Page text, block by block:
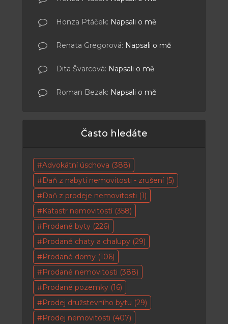
Honza Ptáček: Napsali o mě
Renata Gregorová: Napsali o mě
Dita Švarcová: Napsali o mě
Roman Bezak: Napsali o mě
Často hledáte
Advokátní úschova (388)
Daň z nabytí nemovitosti - zrušení(5)
Daň z prodeje nemovitosti (1)
Katastr nemovitostí(358)
Prodané byty (226)
Prodané chaty a chalupy (29)
Prodané domy (106)
Prodané nemovitosti (388)
Prodané pozemky (16)
Prodej družstevního bytu (29)
Prodej nemovitosti (407)